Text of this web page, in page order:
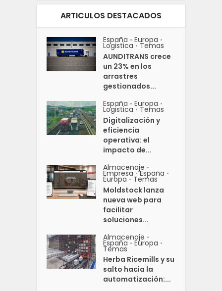
ARTICULOS DESTACADOS
España • Europa •
Logistica • Temas
AUNDITRANS crece
un 23% en los
arrastres
gestionados...
España • Europa •
Logistica • Temas
Digitalización y
eficiencia
operativa: el
impacto de...
Almacenaje •
Empresa • España •
Europa • Temas
Moldstock lanza
nueva web para
facilitar
soluciones...
Almacenaje •
España • Europa •
Temas
Herba Ricemills y su
salto hacia la
automatización:...